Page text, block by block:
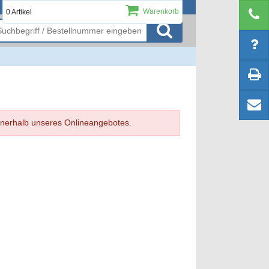
Login / Registrieren
0 Artikel Warenkorb
unseres Onlineangebotes.